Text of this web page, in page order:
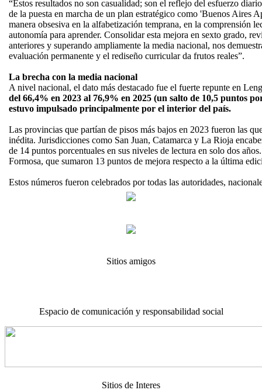
“Estos resultados no son casualidad; son el reflejo del esfuerzo
de la puesta en marcha de un plan estratégico como 'Buenos Aires
manera obsesiva en la alfabetización temprana, en la comprensión
autonomía para aprender. Consolidar esta mejora en sexto grado,
anteriores y superando ampliamente la media nacional, nos
evaluación permanente y el rediseño curricular da frutos reales”.
La brecha con la media nacional
A nivel nacional, el dato más destacado fue el fuerte repunte en
del 66,4% en 2023 al 76,9% en 2025 (un salto de 10,5 puntos
estuvo impulsado principalmente por el interior del país.
Las provincias que partían de pisos más bajos en 2023 fueron las
inédita. Jurisdicciones como San Juan, Catamarca y La Rioja
de 14 puntos porcentuales en sus niveles de lectura en solo dos
Formosa, que sumaron 13 puntos de mejora respecto a la última
Estos números fueron celebrados por todas las autoridades,
Sitios amigos
Espacio de comunicación y responsabilidad social
Sitios de Interes